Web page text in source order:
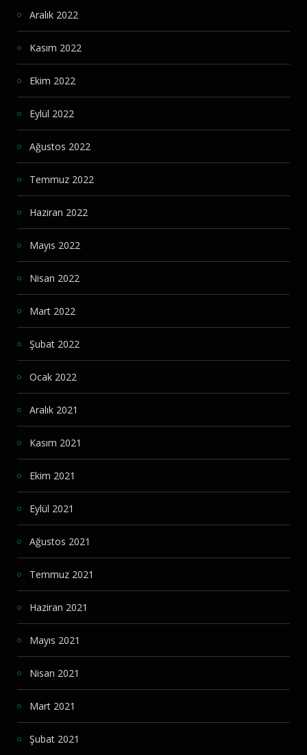
Aralık 2022
Kasım 2022
Ekim 2022
Eylül 2022
Ağustos 2022
Temmuz 2022
Haziran 2022
Mayıs 2022
Nisan 2022
Mart 2022
Şubat 2022
Ocak 2022
Aralık 2021
Kasım 2021
Ekim 2021
Eylül 2021
Ağustos 2021
Temmuz 2021
Haziran 2021
Mayıs 2021
Nisan 2021
Mart 2021
Şubat 2021